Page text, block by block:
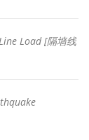
Load [隔墙线